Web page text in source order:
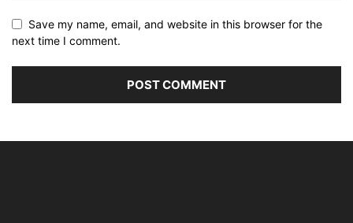
Save my name, email, and website in this browser for the
next time I comment.